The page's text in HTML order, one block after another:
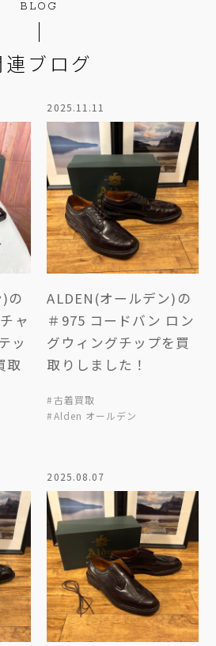
BLOG
連ブログ
の
ャ
ッ
取
2025.11.11
ALDEN(オールデン)の
＃975 コードバン ロン
グウィングチップを買
取りしました！
#古着買取
#Alden オールデン
2025.08.07